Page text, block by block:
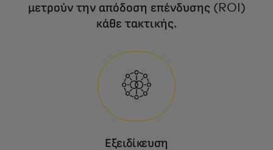
μετρούν την απόδοση επένδυσης (ROI)
κάθε τακτικής.
Εξειδίκευση